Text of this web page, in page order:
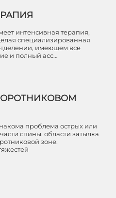
интенсивная терапия,
специализированная
имеющем все
и полный асс…
проблема острых или
спины, области затылка
зоне.